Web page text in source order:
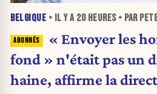
BELGIQUE • IL Y A 20 HEURES• PAR
« Envoyer les
fond » n'était pas un
haine, affirme la